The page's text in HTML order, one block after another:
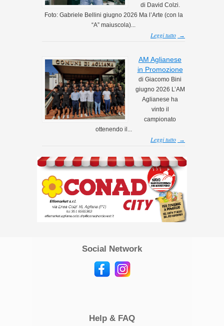
di David Colzi.
Foto: Gabriele Bellini giugno 2026 Ma l’Arte (con la
“A” maiuscola)...
Leggi tutto →
AM Aglianese
in Promozione
di Giacomo Bini
giugno 2026 L’AM
Aglianese ha
vinto il
campionato
ottenendo il...
Leggi tutto →
Social Network
Help & FAQ